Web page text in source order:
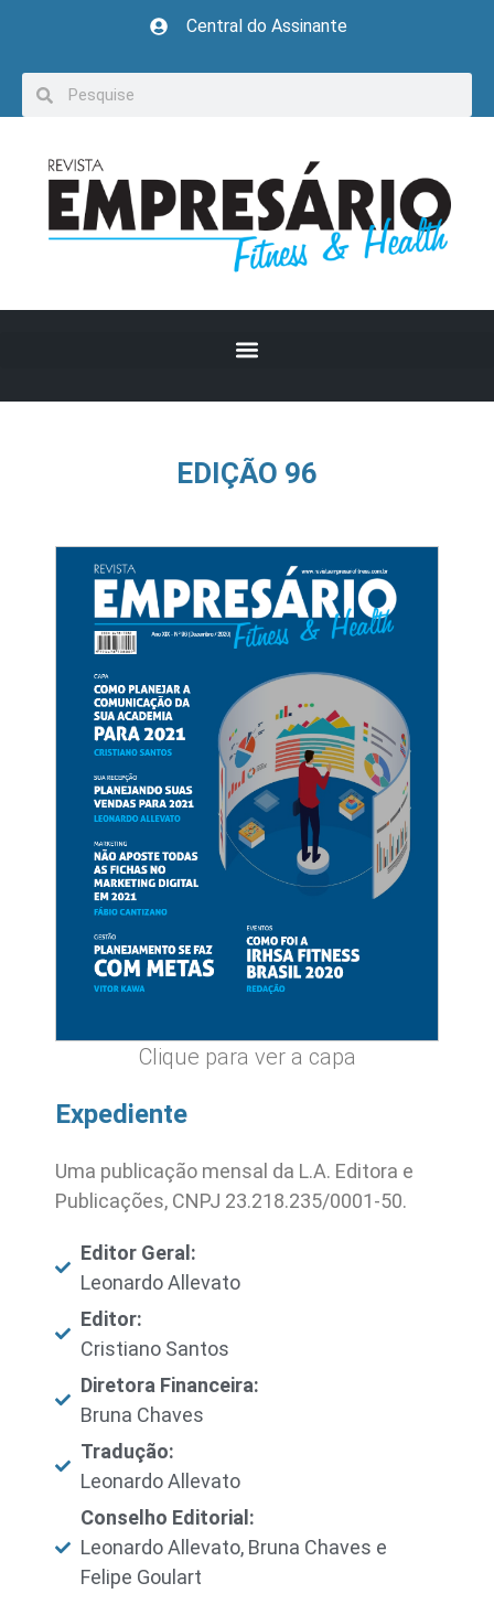
Central do Assinante
EDIÇÃO 96
Clique para ver a capa
Expediente
Uma publicação mensal da L.A. Editora e
Publicações, CNPJ 23.218.235/0001-50.
Editor Geral:
Leonardo Allevato
Editor:
Cristiano Santos
Diretora Financeira:
Bruna Chaves
Tradução:
Leonardo Allevato
Conselho Editorial:
Leonardo Allevato, Bruna Chaves e
Felipe Goulart